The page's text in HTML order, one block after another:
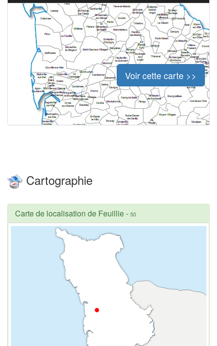
Voir cette carte >>
Cartographie
Carte de localisation de Feuillie- 50